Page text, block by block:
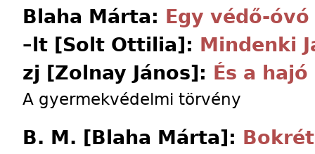
Blaha Márta: Egy védő-
–lt [Solt Ottilia]: Mindenki
zj [Zolnay János]: És a
A gyermekvédelmi törvény
B. M. [Blaha Márta]: